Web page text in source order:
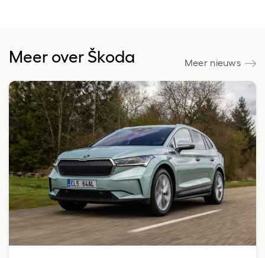
Meer over Škoda Meer nieuws